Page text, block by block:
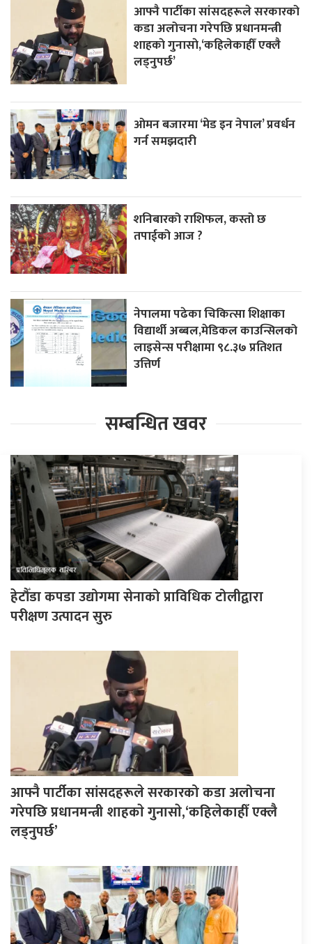
आफ्नै पार्टीका सांसदहरूले सरकारको
कडा अलोचना गरेपछि प्रधानमन्त्री
शाहकाे गुनासाे,‘कहिलेकाहीँ एक्लै
लड्नुपर्छ’
ओमन बजारमा ‘मेड इन नेपाल’ प्रवर्धन
गर्न समझदारी
शनिबारको राशिफल, कस्तो छ
तपाईको आज ?
नेपालमा पढेका चिकित्सा शिक्षाका
विद्यार्थी अब्बल,मेडिकल काउन्सिलको
लाइसेन्स परीक्षामा ९८.३७ प्रतिशत
उत्तिर्ण
सम्बन्धित खवर
हेटौँडा कपडा उद्योगमा सेनाको प्राविधिक टोलीद्वारा
परीक्षण उत्पादन सुरु
आफ्नै पार्टीका सांसदहरूले सरकारको कडा अलोचना
गरेपछि प्रधानमन्त्री शाहकाे गुनासाे,‘कहिलेकाहीँ एक्लै
लड्नुपर्छ’